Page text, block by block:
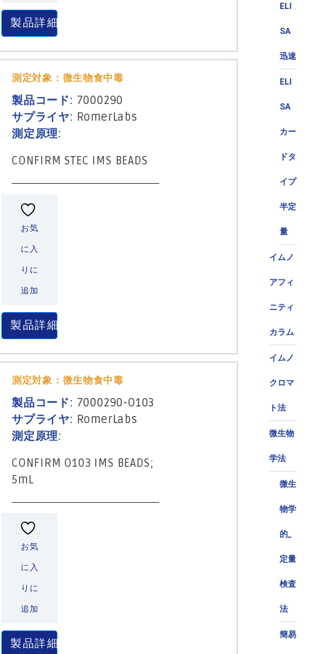
ELI
SA
迅速
ELI
SA
カー
ドタ
イプ
半定
量
イムノ
アフィ
ニティ
カラム
イムノ
クロマ
ト法
微生物
学法
微生
物学
的_
定量
検査
法
簡易
製品詳細
測定対象：微生物食中毒
製品コード: 7000290
サプライヤ: RomerLabs
測定原理:
CONFIRM STEC IMS BEADS
お気
に入
りに
追加
製品詳細
測定対象：微生物食中毒
製品コード: 7000290-O103
サプライヤ: RomerLabs
測定原理:
CONFIRM O103 IMS BEADS;
5mL
お気
に入
りに
追加
製品詳細